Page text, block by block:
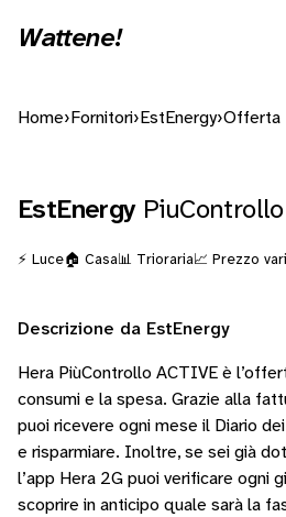
Wattene!
Home› Fornitori› EstEnergy›Offerta
EstEnergy
⚡ Luce🏠 Casa📊 Trioraria📈 Prezzo
Descrizione da EstEnergy
Hera PiùControllo ACTIVE è
consumi e la spesa. Grazie alla
puoi ricevere ogni mese il Diario
e risparmiare. Inoltre, se sei già
l’app Hera 2G puoi verificare ogni
scoprire in anticipo quale sarà la